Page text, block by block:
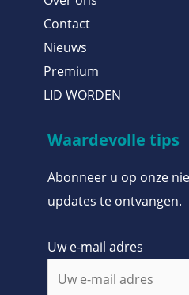
Contact
Nieuws
Premium
LID WORDEN
Waardevolle tips
Abonneer u op onze
updates te ontvangen.
Uw e-mail adres